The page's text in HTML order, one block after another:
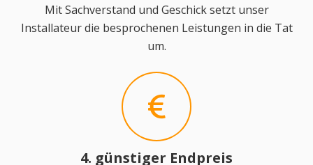
Mit Sachverstand und Geschick setzt unser
Installateur die besprochenen Leistungen in die Tat
um.
4. günstiger Endpreis